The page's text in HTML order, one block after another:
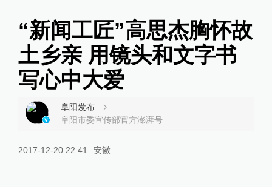
“新闻工匠”高思杰胸怀故
土乡亲 用镜头和文字书
写心中大爱
阜阳发布
阜阳市委宣传部官方澎湃号
2017-12-20 22:41 安徽